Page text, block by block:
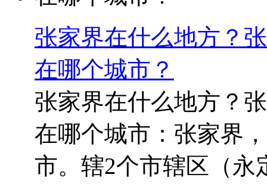
张家界在什么地方？
在哪个城市？
张家界在什么地方？
在哪个城市：张家界
市。辖2个市辖区（永